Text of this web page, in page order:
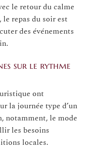
le retour du calme
repas du soir est
des événements
sur le rythme
ont
la journée type d’un
notamment, le mode
les besoins
locales.